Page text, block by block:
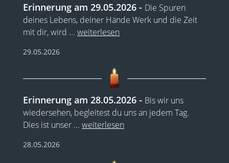
Erinnerung am 29.05.2026
Die Spuren
deines Lebens, deiner Hände Werk und die Zeit
mit dir, wird ... weiterlesen
29.05.2026
Erinnerung am 28.05.2026
Bis wir uns
wiedersehen, begleitest du uns an jedem Tag.
Dies ist unser ... weiterlesen
28.05.2026